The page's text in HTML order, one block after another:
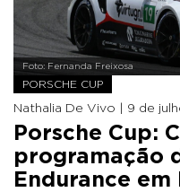
Foto: Fernanda Freixosa
PORSCHE CUP
Nathalia De Vivo | 9 de
Porsche Cup:
programação
Endurance em